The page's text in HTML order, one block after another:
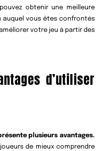
obtenir une meilleure
auquel vous êtes confrontés
votre jeu à partir des
d’utiliser
plusieurs avantages.
de mieux comprendre